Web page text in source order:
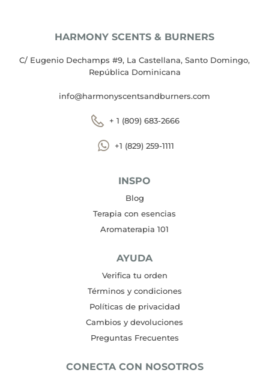
HARMONY SCENTS & BURNERS
C/ Eugenio Dechamps #9, La Castellana, Santo Domingo,
República Dominicana
info@harmonyscentsandburners.com
+ 1 (809) 683-2666
+1 (829) 259-1111
INSPO
Blog
Terapia con esencias
Aromaterapia 101
AYUDA
Verifica tu orden
Términos y condiciones
Políticas de privacidad
Cambios y devoluciones
Preguntas Frecuentes
CONECTA CON NOSOTROS